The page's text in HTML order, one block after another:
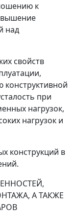
к
над
свойств
конструктивной
при
нагрузок,
нагрузок и
конструкций в
А ТАКЖЕ